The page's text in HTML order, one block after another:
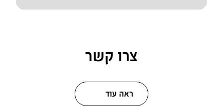
צרו קשר
ראה עוד